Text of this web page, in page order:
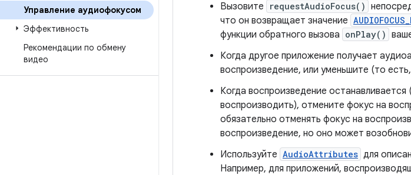
Управление аудиофокусом
Эффективность
Рекомендации по обмену
видео
Вызовите
requestAudioFocus()
что он возвращает значение
функции обратного вызова onPlay()
Когда другое приложение получает
воспроизведение, или уменьшите (то
Когда воспроизведение
воспроизводить), отмените фокус на
обязательно отменять фокус на
воспроизведение, но оно может
Используйте AudioAttributes для
Например, для приложений,